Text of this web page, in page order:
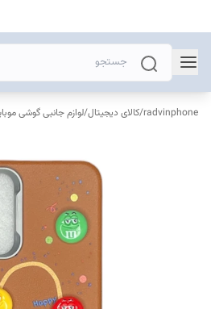
radvinphone
/کالای دیجیتال/لوازم جانبی گوشی